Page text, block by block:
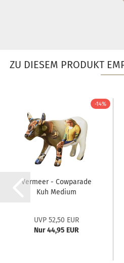
ZU DIESEM PRODUKT
-14%
Vermeer - Cowparade
Kuh Medium
UVP 52,50 EUR
Nur 44,95 EUR